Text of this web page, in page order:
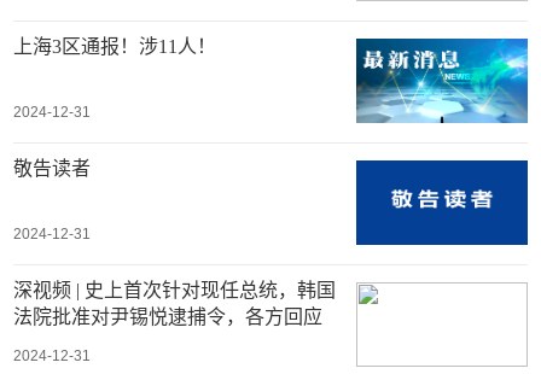
上海3区通报！涉11人！
2024-12-31
敬告读者
2024-12-31
深视频 | 史上首次针对现任总统，韩国
法院批准对尹锡悦逮捕令，各方回应
2024-12-31